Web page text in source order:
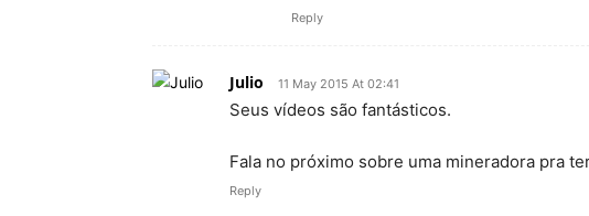
Reply
Julio 11 May 2015 At 02:41
Seus vídeos são fantásticos.
Fala no próximo sobre uma mineradora pra
Reply